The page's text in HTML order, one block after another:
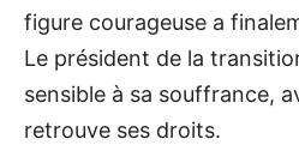
figure courageuse a
Le président de la
sensible à sa souffrance,
retrouve ses droits.